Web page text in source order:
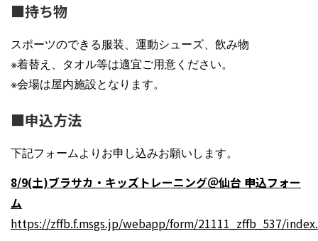
■持ち物
スポーツのできる服装、運動シューズ、飲み物
※着替え、タオル等は適宜ご用意ください。
※会場は屋内施設となります。
■申込方法
下記フォームよりお申し込みお願いします。
8/9(土)ブラサカ・キッズトレーニング＠仙台 申込フォー
ム
https://zffb.f.msgs.jp/webapp/form/21111_zffb_537/